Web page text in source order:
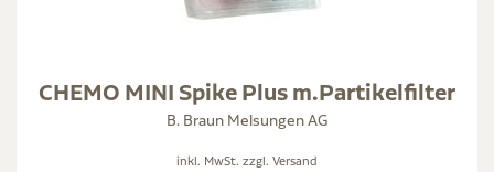
CHEMO MINI Spike Plus m.Partikelfilter
B. Braun Melsungen AG
inkl. MwSt. zzgl. Versand